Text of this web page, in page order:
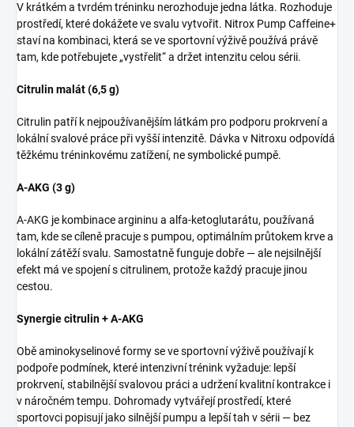
V krátkém a tvrdém tréninku nerozhoduje jedna látka. Rozhoduje
prostředí, které dokážete ve svalu vytvořit. Nitrox Pump Caffeine+
staví na kombinaci, která se ve sportovní výživě používá právě
tam, kde potřebujete „vystřelit“ a držet intenzitu celou sérii.
Citrulin malát (6,5 g)
Citrulin patří k nejpoužívanějším látkám pro podporu prokrvení a
lokální svalové práce při vyšší intenzitě. Dávka v Nitroxu odpovídá
těžkému tréninkovému zatížení, ne symbolické pumpě.
A-AKG (3 g)
A-AKG je kombinace argininu a alfa-ketoglutarátu, používaná
tam, kde se cíleně pracuje s pumpou, optimálním průtokem krve a
lokální zátěží svalu. Samostatně funguje dobře — ale nejsilnější
efekt má ve spojení s citrulinem, protože každý pracuje jinou
cestou.
Synergie citrulin + A-AKG
Obě aminokyselinové formy se ve sportovní výživě používají k
podpoře podmínek, které intenzivní trénink vyžaduje: lepší
prokrvení, stabilnější svalovou práci a udržení kvalitní kontrakce i
v náročném tempu. Dohromady vytvářejí prostředí, které
sportovci popisují jako silnější pumpu a lepší tah v sérii — bez